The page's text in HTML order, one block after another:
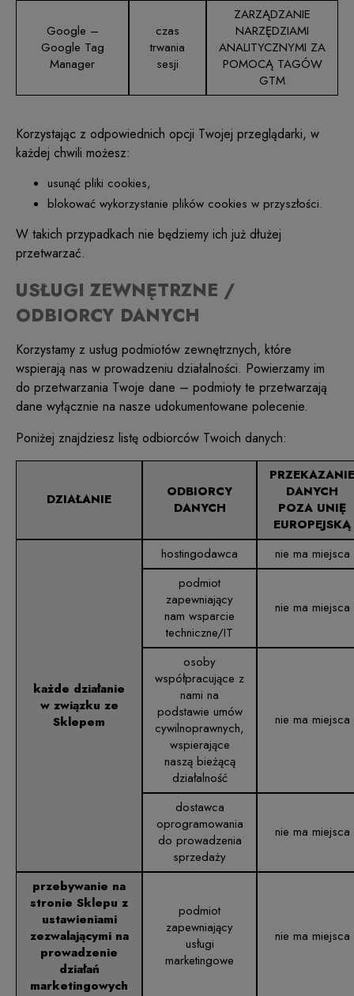
Google –
Google Tag
Manager
czas
trwania
sesji
ZARZĄDZANIE
NARZĘDZIAMI
ANALITYCZNYMI ZA
POMOCĄ TAGÓW
GTM
Korzystając z odpowiednich opcji Twojej przeglądarki, w
każdej chwili możesz:
usunąć pliki cookies,
blokować wykorzystanie plików cookies w przyszłości.
W takich przypadkach nie będziemy ich już dłużej
przetwarzać.
USŁUGI ZEWNĘTRZNE /
ODBIORCY DANYCH
Korzystamy z usług podmiotów zewnętrznych, które
wspierają nas w prowadzeniu działalności. Powierzamy im
do przetwarzania Twoje dane – podmioty te przetwarzają
dane wyłącznie na nasze udokumentowane polecenie.
Poniżej znajdziesz listę odbiorców Twoich danych:
DZIAŁANIE
ODBIORCY
DANYCH
PRZEKAZANIE
DANYCH
POZA UNIĘ
EUROPEJSKĄ
każde działanie
w związku ze
Sklepem
hostingodawca
nie ma miejsca
podmiot
zapewniający
nam wsparcie
techniczne/IT
nie ma miejsca
osoby
współpracujące z
nami na
podstawie umów
cywilnoprawnych,
wspierające
naszą bieżącą
działalność
nie ma miejsca
dostawca
oprogramowania
do prowadzenia
sprzedaży
nie ma miejsca
przebywanie na
stronie Sklepu z
ustawieniami
zezwalającymi na
prowadzenie
działań
marketingowych
podmiot
zapewniający
usługi
marketingowe
nie ma miejsca